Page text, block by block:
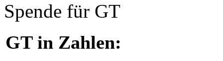
Spende für GT
GT in Zahlen: